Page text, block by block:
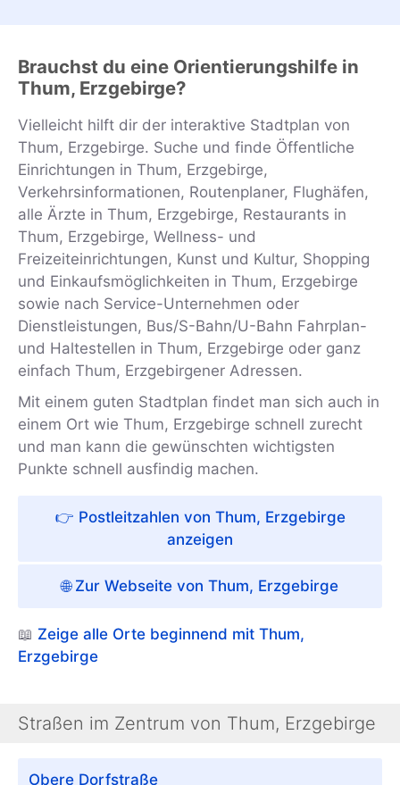
Brauchst du eine Orientierungshilfe in
Thum, Erzgebirge?
Vielleicht hilft dir der interaktive Stadtplan von
Thum, Erzgebirge. Suche und finde Öffentliche
Einrichtungen in Thum, Erzgebirge,
Verkehrsinformationen, Routenplaner, Flughäfen,
alle Ärzte in Thum, Erzgebirge, Restaurants in
Thum, Erzgebirge, Wellness- und
Freizeiteinrichtungen, Kunst und Kultur, Shopping
und Einkaufsmöglichkeiten in Thum, Erzgebirge
sowie nach Service-Unternehmen oder
Dienstleistungen, Bus/S-Bahn/U-Bahn Fahrplan-
und Haltestellen in Thum, Erzgebirge oder ganz
einfach Thum, Erzgebirgener Adressen.
Mit einem guten Stadtplan findet man sich auch in
einem Ort wie Thum, Erzgebirge schnell zurecht
und man kann die gewünschten wichtigsten
Punkte schnell ausfindig machen.
👉 Postleitzahlen von Thum, Erzgebirge
anzeigen
🌐 Zur Webseite von Thum, Erzgebirge
📖 Zeige alle Orte beginnend mit Thum,
Erzgebirge
Straßen im Zentrum von Thum, Erzgebirge
Obere Dorfstraße